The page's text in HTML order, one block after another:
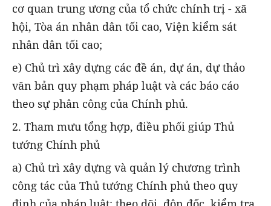
cơ quan trung ương của tổ chức chính trị - xã
hội, Tòa án nhân dân tối cao, Viện kiểm sát
nhân dân tối cao;
e) Chủ trì xây dựng các đề án, dự án, dự thảo
văn bản quy phạm pháp luật và các báo cáo
theo sự phân công của Chính phủ.
2. Tham mưu tổng hợp, điều phối giúp Thủ
tướng Chính phủ
a) Chủ trì xây dựng và quản lý chương trình
công tác của Thủ tướng Chính phủ theo quy